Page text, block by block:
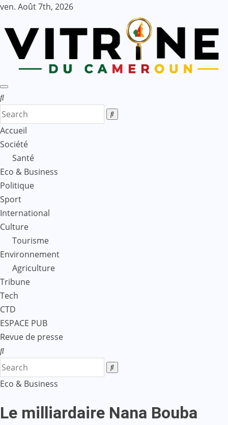
Skip
content
ven. Août 7th, 2026
Accueil
Société
Santé
Eco & Business
Politique
Sport
International
Culture
Tourisme
Environnement
Agriculture
Tribune
Tech
CTD
ESPACE PUB
Revue de presse
Eco & Business
Le milliardaire Nana Bouba